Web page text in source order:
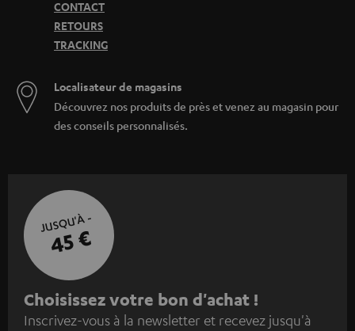
CONTACT
RETOURS
TRACKING
Localisateur de magasins
Découvrez nos produits de près et venez au magasin pour
des conseils personnalisés.
JUSQU'À -
45 €
I
n
Choisissez votre bon d'achat !
Inscrivez-vous à la newsletter et recevez jusqu'à